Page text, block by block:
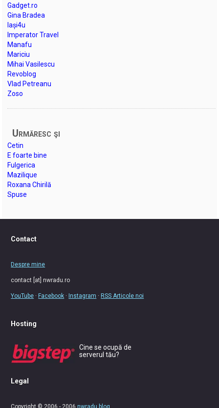
Gadget.ro
Gina Bradea
Iași4u
Imperator Travel
Manafu
Mariciu
Mihai Vasilescu
Revoblog
Vlad Petreanu
Zoso
Urmăresc şi
Cetin
E foarte bine
Fulgerica
Mazilique
Roxana Chirilă
Spuse
Contact
Despre mine
contact [at] nwradu.ro
YouTube ·Facebook ·Instagram ·RSS Articole noi
Hosting
Cine se ocupă de
serverul tău?
Legal
Copyright © 2006 - 2006nwradu blog